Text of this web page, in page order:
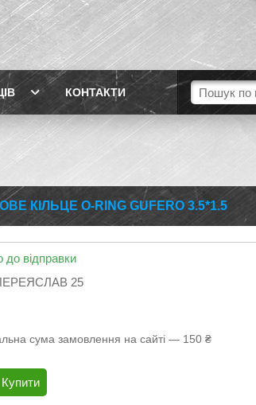
КОНТАКТИ
КІЛЬЦЕ O-RING GUFERO 3.5*1.5
до відправки
25
сума замовлення на сайті — 150 ₴
Купити